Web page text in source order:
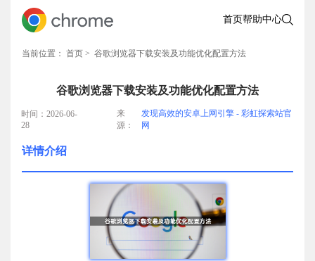
首页帮助中心
当前位置： 首页 > 谷歌浏览器下载安装及功能优化配置方法
谷歌浏览器下载安装及功能优化配置方法
时间：2026-06-
28
来
源：
发现高效的安卓上网引擎 - 彩虹探索站官
网
详情介绍